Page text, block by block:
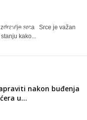
srca Srce je važan
kako...
mlijeka
nakon buđenja
u...